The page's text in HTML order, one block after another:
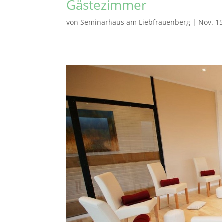
Gästezimmer
vonSeminarhaus am Liebfrauenberg | Nov.